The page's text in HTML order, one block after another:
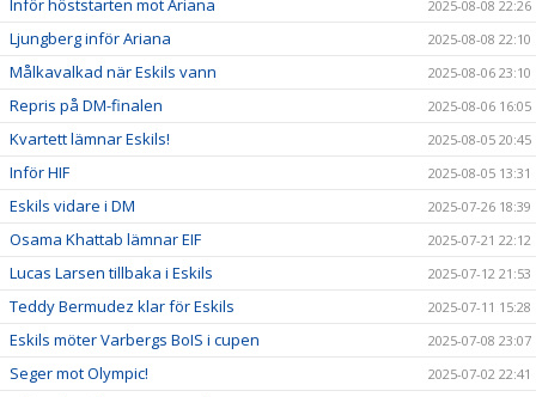
Inför höststarten mot Ariana 2025-08-08 22:26
Ljungberg inför Ariana 2025-08-08 22:10
Målkavalkad när Eskils vann 2025-08-06 23:10
Repris på DM-finalen 2025-08-06 16:05
Kvartett lämnar Eskils! 2025-08-05 20:45
Inför HIF 2025-08-05 13:31
Eskils vidare i DM 2025-07-26 18:39
Osama Khattab lämnar EIF 2025-07-21 22:12
Lucas Larsen tillbaka i Eskils 2025-07-12 21:53
Teddy Bermudez klar för Eskils 2025-07-11 15:28
Eskils möter Varbergs BoIS i cupen 2025-07-08 23:07
Seger mot Olympic! 2025-07-02 22:41